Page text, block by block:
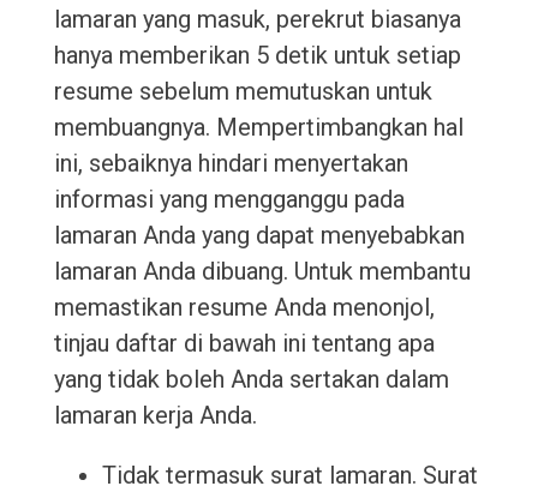
lamaran yang masuk, perekrut biasanya
hanya memberikan 5 detik untuk setiap
resume sebelum memutuskan untuk
membuangnya. Mempertimbangkan hal
ini, sebaiknya hindari menyertakan
informasi yang mengganggu pada
lamaran Anda yang dapat menyebabkan
lamaran Anda dibuang. Untuk membantu
memastikan resume Anda menonjol,
tinjau daftar di bawah ini tentang apa
yang tidak boleh Anda sertakan dalam
lamaran kerja Anda.
Tidak termasuk surat lamaran. Surat